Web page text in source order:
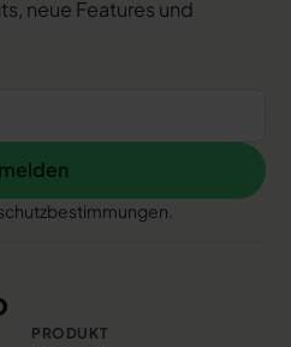
neue Features und
PRODUKT